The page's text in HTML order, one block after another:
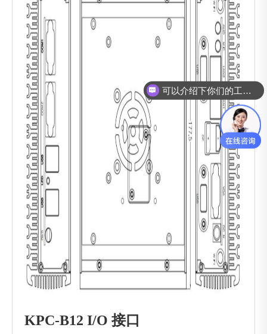
KPC-B12 I/O 接口
模具监视器怎么卖？